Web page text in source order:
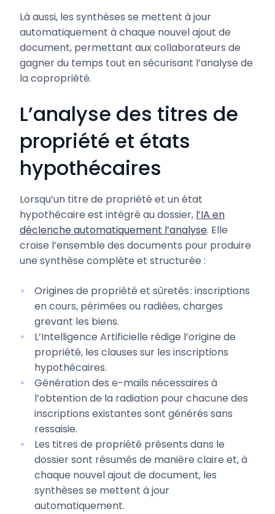
Là aussi, les synthèses se mettent à jour
automatiquement à chaque nouvel ajout de
document, permettant aux collaborateurs de
gagner du temps tout en sécurisant l’analyse de
la copropriété.
L’analyse des titres de
propriété et états
hypothécaires
Lorsqu’un titre de propriété et un état
hypothécaire est intégré au dossier, l’IA en
déclenche automatiquement l’analyse. Elle
croise l’ensemble des documents pour produire
une synthèse complète et structurée :
Origines de propriété et sûretés : inscriptions
en cours, périmées ou radiées, charges
grevant les biens.
L’Intelligence Artificielle rédige l’origine de
propriété, les clauses sur les inscriptions
hypothécaires.
Génération des e-mails nécessaires à
l’obtention de la radiation pour chacune des
inscriptions existantes sont générés sans
ressaisie.
Les titres de propriété présents dans le
dossier sont résumés de manière claire et, à
chaque nouvel ajout de document, les
synthèses se mettent à jour
automatiquement.